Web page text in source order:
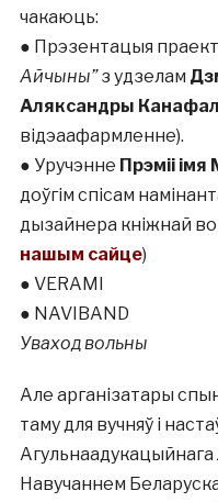
чакаюць:
● Прэзентацыя
Айчыны”з удзелам
Аляксандры
відэаафармленне).
● Уручэнне Прэміі
доўгім спісам
дызайнера кніжнай
нашым сайце)
● VERAMI
● NAVIBAND
Уваход вольны
Але арганізатары
таму для вучняў і
Навучаннем